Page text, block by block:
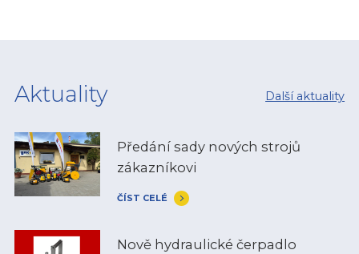
Další aktuality
Aktuality
Předání sady nových strojů
zákazníkovi
ČÍST CELÉ
Nově hydraulické čerpadlo